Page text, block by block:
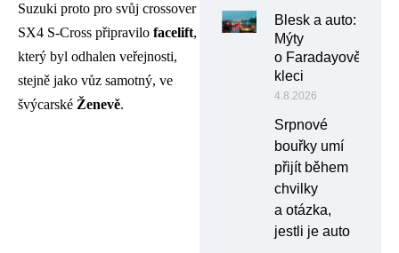
Suzuki proto pro svůj crossover
SX4 S-Cross připravilo facelift,
který byl odhalen veřejnosti,
stejně jako vůz samotný, ve
švýcarské Ženevě.
Blesk a auto:
Mýty
o Faradayově
kleci
4.8.2026
Srpnové
bouřky umí
přijít během
chvilky
a otázka,
jestli je auto